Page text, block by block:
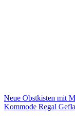
Neue Obstkisten mit
Kommode Regal